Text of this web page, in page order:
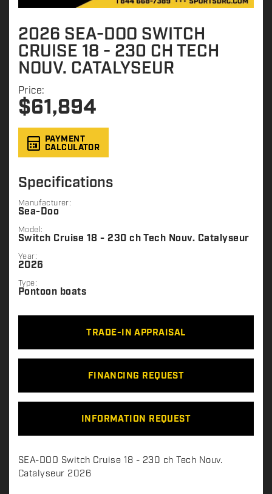
2026 SEA-DOO SWITCH
CRUISE 18 - 230 CH TECH
NOUV. CATALYSEUR
Price:
$61,894
PAYMENT
CALCULATOR
Specifications
Manufacturer:
Sea-Doo
Model:
Switch Cruise 18 - 230 ch Tech Nouv. Catalyseur
Year:
2026
Type:
Pontoon boats
TRADE-IN APPRAISAL
FINANCING REQUEST
INFORMATION REQUEST
D
e
SEA-DOO Switch Cruise 18 - 230 ch Tech Nouv.
Catalyseur 2026